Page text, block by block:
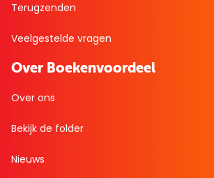
Terugzenden
Veelgestelde vragen
Over Boekenvoordeel
Over ons
Bekijk de folder
Nieuws